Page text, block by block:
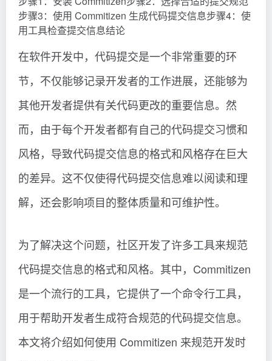
步骤3：使用 Commitizen 生成代码提交信息步骤4：使
用工具检查提交信息结论
在软件开发中，代码提交是一个非常重要的环
节，不仅能够记录开发者的工作进展，还能够为
其他开发者提供有关代码更改的重要信息。然
而，由于每个开发者都有自己的代码提交习惯和
风格，导致代码提交信息的格式和风格存在巨大
的差异。这不仅使得代码提交信息难以阅读和理
解，还会影响项目的整体质量和可维护性。
为了解决这个问题，社区开发了许多工具来规范
代码提交信息的格式和风格。其中，Commitizen
是一个流行的工具，它提供了一个命令行工具，
用于帮助开发者生成符合规范的代码提交信息。
本文将介绍如何使用 Commitizen 来规范开发时